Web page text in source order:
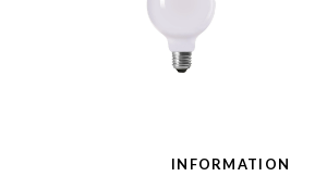
INFORMATION